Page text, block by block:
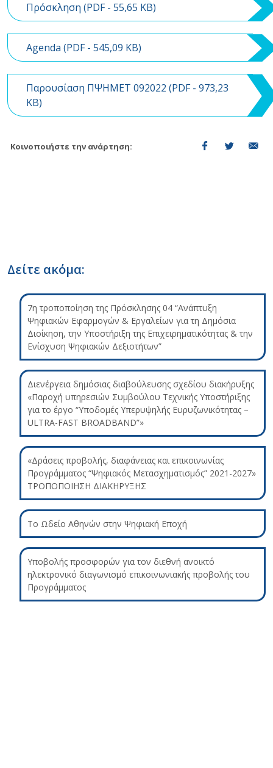
Πρόσκληση (PDF- 55,65 KB)
Agenda (PDF- 545,09 KB)
Παρουσίαση ΠΨΗΜΕΤ 092022 (PDF- 973,23
KB)
Κοινοποιήστε την ανάρτηση:
Δείτε ακόμα:
7η τροποποίηση της Πρόσκλησης 04 “Ανάπτυξη
Ψηφιακών Εφαρμογών & Εργαλείων για τη Δημόσια
Διοίκηση, την Υποστήριξη της Επιχειρηματικότητας & την
Ενίσχυση Ψηφιακών Δεξιοτήτων”
Διενέργεια δημόσιας διαβούλευσης σχεδίου διακήρυξης
«Παροχή υπηρεσιών Συμβούλου Τεχνικής Υποστήριξης
για το έργο “Υποδομές Υπερυψηλής Ευρυζωνικότητας –
ULTRA-FAST BROADBAND”»
«Δράσεις προβολής, διαφάνειας και επικοινωνίας
Προγράμματος “Ψηφιακός Μετασχηματισμός” 2021-2027»
ΤΡΟΠΟΠΟΙΗΣΗ ΔΙΑΚΗΡΥΞΗΣ
Το Ωδείο Αθηνών στην Ψηφιακή Εποχή
Υποβολής προσφορών για τον διεθνή ανοικτό
ηλεκτρονικό διαγωνισμό επικοινωνιακής προβολής του
Προγράμματος